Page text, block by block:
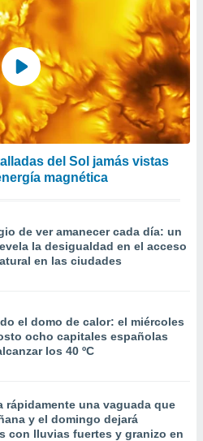
del Sol jamás vistas
magnética
de ver amanecer cada día: un
la desigualdad en el acceso
en las ciudades
el domo de calor: el miércoles
ocho capitales españolas
los 40 ºC
rápidamente una vaguada que
y el domingo dejará
con lluvias fuertes y granizo en